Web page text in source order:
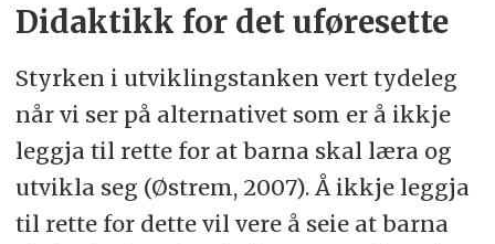
Didaktikk for det uføresette
Styrken i utviklingstanken vert tydeleg
når vi ser på alternativet som er å ikkje
leggja til rette for at barna skal læra og
utvikla seg (Østrem, 2007). Å ikkje leggja
til rette for dette vil vere å seie at barna